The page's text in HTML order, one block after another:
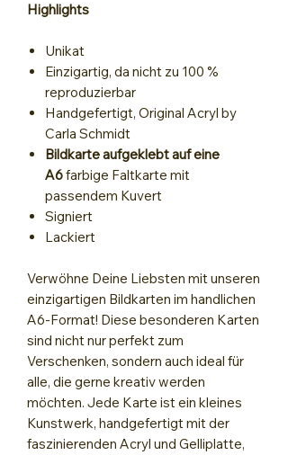
Highlights
Unikat
Einzigartig, da nicht zu 100 %
reproduzierbar
Handgefertigt, Original Acryl by
Carla Schmidt
Bildkarte aufgeklebt auf eine
A6farbige Faltkarte mit
passendem Kuvert
Signiert
Lackiert
Verwöhne Deine Liebsten mit unseren
einzigartigen Bildkarten im handlichen
A6-Format! Diese besonderen Karten
sind nicht nur perfekt zum
Verschenken, sondern auch ideal für
alle, die gerne kreativ werden
möchten. Jede Karte ist ein kleines
Kunstwerk, handgefertigt mit der
faszinierenden Acryl und Gelliplatte,